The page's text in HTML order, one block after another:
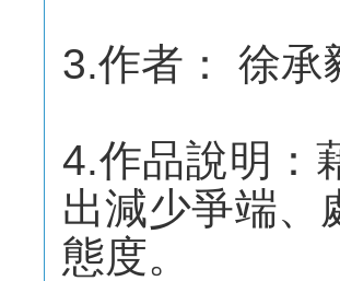
3.作者： 徐承
4.作品說明：
出減少爭端、
態度。